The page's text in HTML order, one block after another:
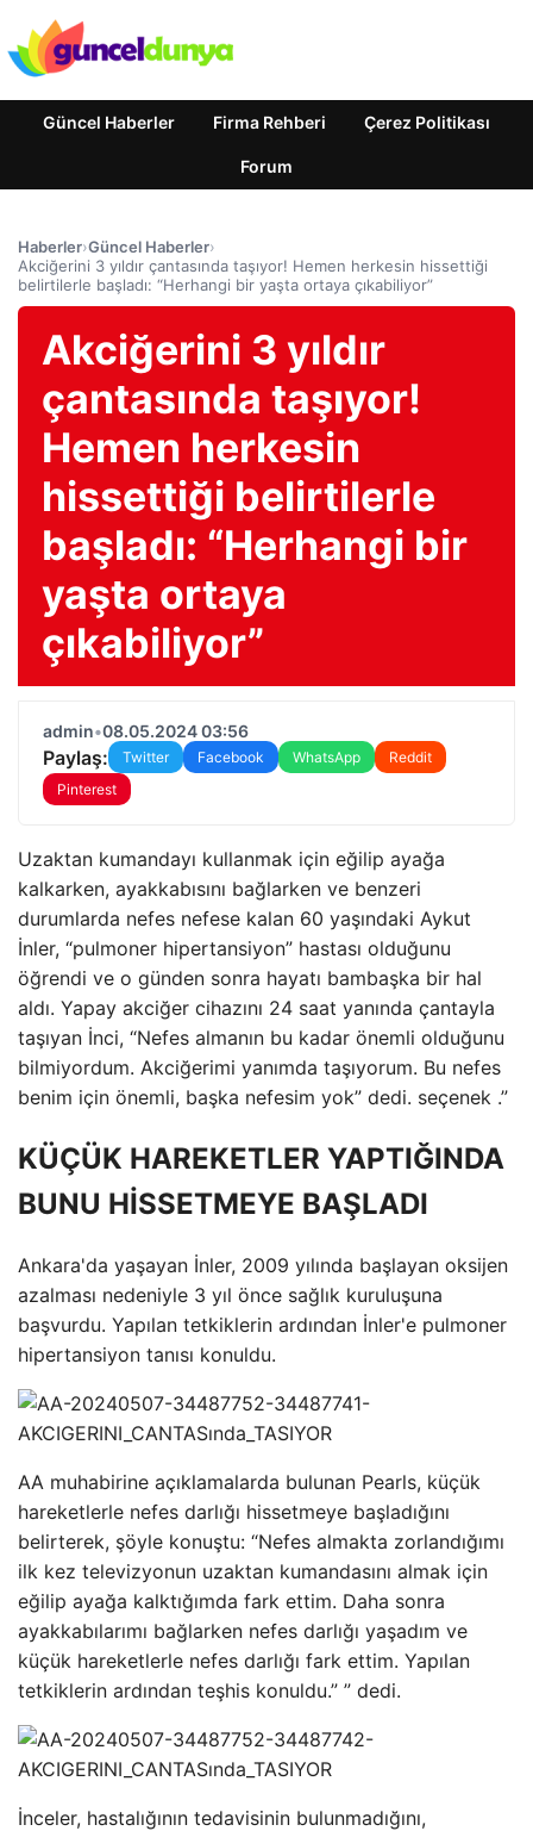
Güncel Haberler Firma Rehberi Çerez Politikası
Forum
Haberler›Güncel Haberler›
Akciğerini 3 yıldır çantasında taşıyor! Hemen herkesin hissettiği
belirtilerle başladı: “Herhangi bir yaşta ortaya çıkabiliyor”
Akciğerini 3 yıldır
çantasında taşıyor!
Hemen herkesin
hissettiği belirtilerle
başladı: “Herhangi bir
yaşta ortaya
çıkabiliyor”
admin•08.05.2024 03:56
Paylaş: Twitter Facebook WhatsApp
Reddit
Pinterest
Uzaktan kumandayı kullanmak için eğilip ayağa
kalkarken, ayakkabısını bağlarken ve benzeri
durumlarda nefes nefese kalan 60 yaşındaki Aykut
İnler, “pulmoner hipertansiyon” hastası olduğunu
öğrendi ve o günden sonra hayatı bambaşka bir hal
aldı. Yapay akciğer cihazını 24 saat yanında çantayla
taşıyan İnci, “Nefes almanın bu kadar önemli olduğunu
bilmiyordum. Akciğerimi yanımda taşıyorum. Bu nefes
benim için önemli, başka nefesim yok” dedi. seçenek .”
KÜÇÜK HAREKETLER YAPTIĞINDA
BUNU HİSSETMEYE BAŞLADI
Ankara'da yaşayan İnler, 2009 yılında başlayan oksijen
azalması nedeniyle 3 yıl önce sağlık kuruluşuna
başvurdu. Yapılan tetkiklerin ardından İnler'e pulmoner
hipertansiyon tanısı konuldu.
AA muhabirine açıklamalarda bulunan Pearls, küçük
hareketlerle nefes darlığı hissetmeye başladığını
belirterek, şöyle konuştu: “Nefes almakta zorlandığımı
ilk kez televizyonun uzaktan kumandasını almak için
eğilip ayağa kalktığımda fark ettim. Daha sonra
ayakkabılarımı bağlarken nefes darlığı yaşadım ve
küçük hareketlerle nefes darlığı fark ettim. Yapılan
tetkiklerin ardından teşhis konuldu.” ” dedi.
İnceler, hastalığının tedavisinin bulunmadığını,